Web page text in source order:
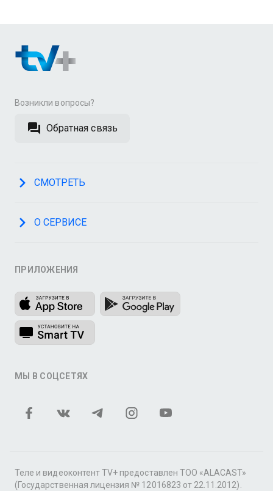
Возникли вопросы?
Обратная связь
СМОТРЕТЬ
О СЕРВИСЕ
ПРИЛОЖЕНИЯ
МЫ В СОЦСЕТЯХ
Теле и видеоконтент TV+ предоставлен ТОО «ALACAST»
(Государственная лицензия № 12016823 от 22.11.2012).